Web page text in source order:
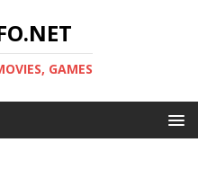
GAMES